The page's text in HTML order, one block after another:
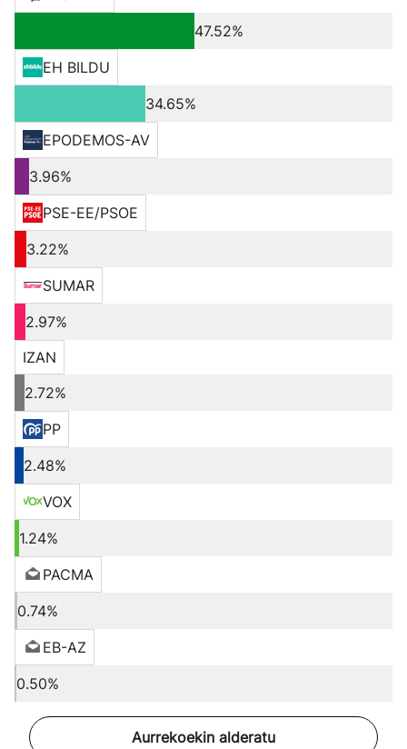
47.52%
EH BILDU
34.65%
EPODEMOS-AV
3.96%
PSE-EE/PSOE
3.22%
SUMAR
2.97%
IZAN
2.72%
PP
2.48%
VOX
1.24%
PACMA
0.74%
EB-AZ
0.50%
Aurrekoekin alderatu